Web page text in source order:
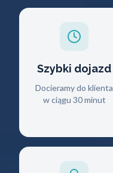
Szybki dojazd
Docieramy do klienta
w ciągu 30 minut